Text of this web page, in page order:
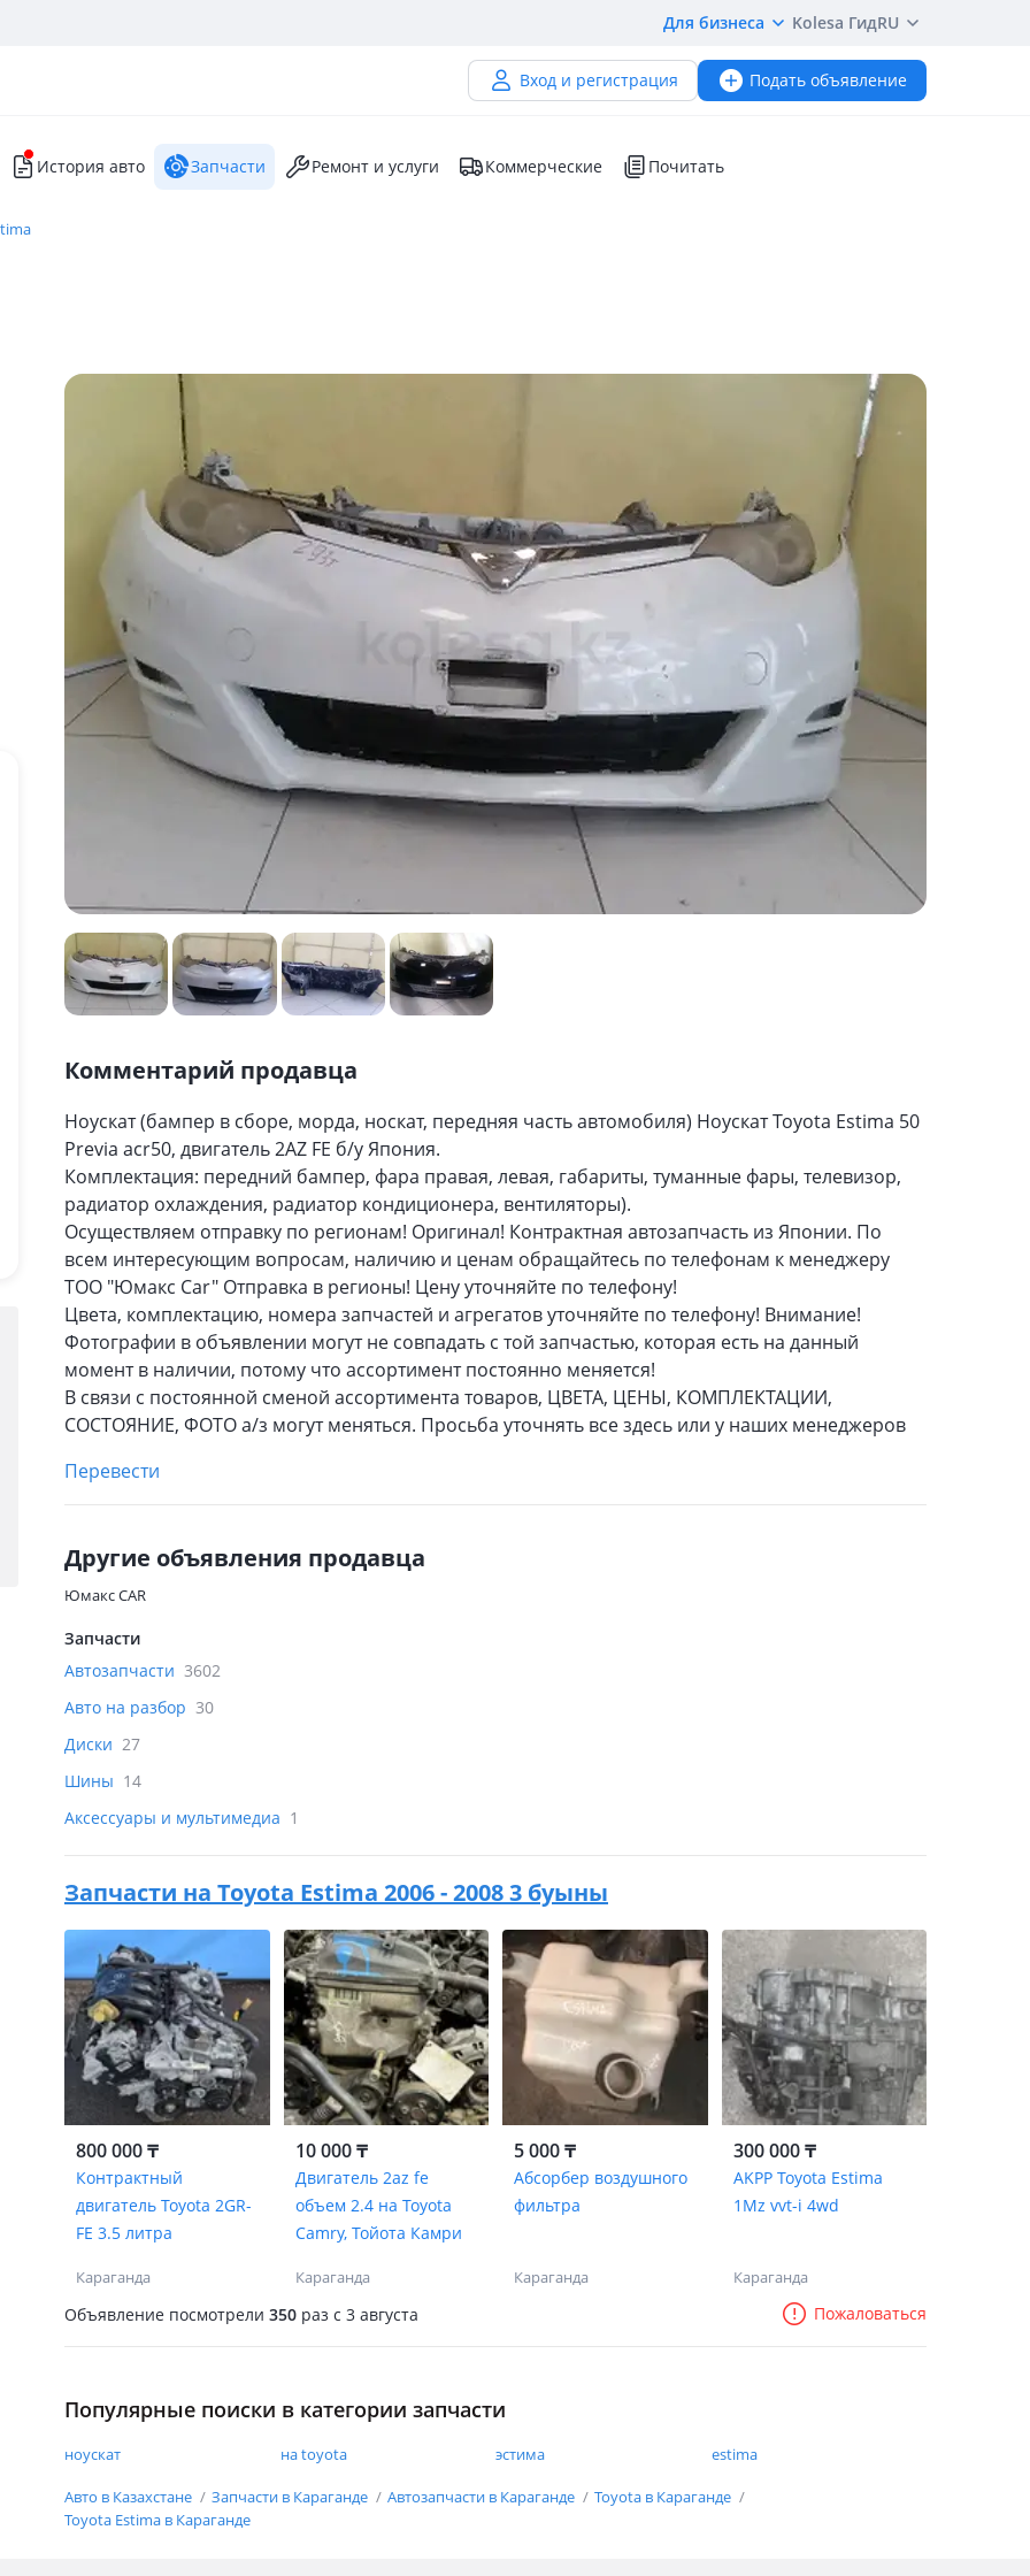
Для бизнеса Kolesa ГидRU
Вход и регистрация Подать объявление
История авто Запчасти Ремонт и услуги Коммерческие Почитать
Комментарий продавца
Ноускат (бампер в сборе, морда, носкат, передняя часть автомобиля) Ноускат Toyota Estima 50
Previa acr50, двигатель 2AZ FE б/у Япония.
Комплектация: передний бампер, фара правая, левая, габариты, туманные фары, телевизор,
радиатор охлаждения, радиатор кондиционера, вентиляторы).
Осуществляем отправку по регионам! Оригинал! Контрактная автозапчасть из Японии. По
всем интересующим вопросам, наличию и ценам обращайтесь по телефонам к менеджеру
ТОО "Юмакс Car" Отправка в регионы! Цену уточняйте по телефону!
Цвета, комплектацию, номера запчастей и агрегатов уточняйте по телефону! Внимание!
Фотографии в объявлении могут не совпадать с той запчастью, которая есть на данный
момент в наличии, потому что ассортимент постоянно меняется!
В связи с постоянной сменой ассортимента товаров, ЦВЕТА, ЦЕНЫ, КОМПЛЕКТАЦИИ,
СОСТОЯНИЕ, ФOТО а/з могут меняться. Просьба уточнять все здесь или у наших менеджеров
Перевести
Другие объявления продавца
Юмакс CAR
Запчасти
Автозапчасти 3602
Авто на разбор 30
Диски 27
Шины 14
Аксессуары и мультимедиа 1
Запчасти на Toyota Estima 2006 - 2008 3 буыны
800 000 ₸
Контрактный
двигатель Toyota 2GR-
FE 3.5 литра
Караганда
10 000 ₸
Двигатель 2az fe
объем 2.4 на Toyota
Camry, Тойота Камри
Караганда
5 000 ₸
Абсорбер воздушного
фильтра
Караганда
300 000 ₸
AKPP Toyota Estima
1Mz vvt-i 4wd
Караганда
Объявление посмотрели 350 раз c 3 августа Пожаловаться
Популярные поиски в категории запчасти
ноускат на toyota эстима estima
Авто в Казахстане Запчасти в Караганде Автозапчасти в Караганде
Toyota в Караганде
Toyota Estima в Караганде